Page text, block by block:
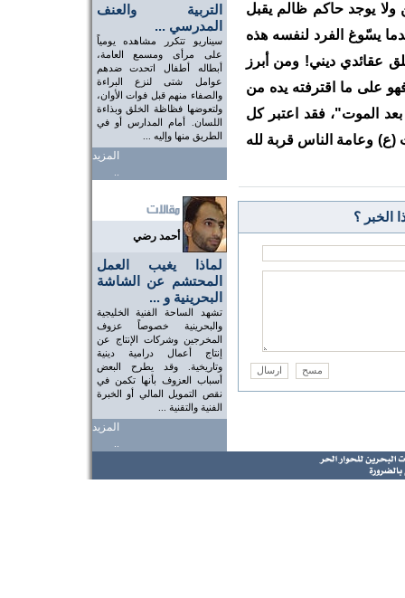
التربية والعنف
المدرسي ...
سيناريو تتكرر مشاهده يومياً
على مرأى ومسمع العامة،
أبطاله أطفال اتحدت ضدهم
عوامل شتى لنزع البراءة
والصفاء منهم قبل فوات الأوان،
ولتعوضها فظاظة الخلق وبذاءة
اللسان. أمام المدارس أو في
الطريق منها وإليه ...
المزيد
..
أحمد رضي
لماذا يغيب العمل
المحتشم عن الشاشة
البحرينية و ...
تشهد الساحة الفنية الخليجية
والبحرينية خصوصاً عزوف
المخرجين وشركات الإنتاج عن
إنتاج أعمال درامية دينية
وتاريخية. وقد يطرح البعض
أسباب العزوف بأنها تكمن في
نقص التمويل المالي أو الخبرة
الفنية والتقنية ...
المزيد
..
ولا يوجد حاكم ظالم يقبل
يسّوغ الفرد لنفسه هذه
عقائدي ديني! ومن أبرز
فهو على ما اقترفته يده من
بعد الموت"، فقد اعتبر كل
(ع) وعامة الناس قربة لله
الخبر ؟